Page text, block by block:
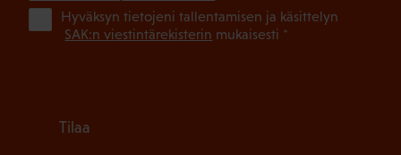
Hyväksyn tietojeni tallentamisen ja käsittelyn
SAK:n viestintärekisterin mukaisesti *
Tilaa